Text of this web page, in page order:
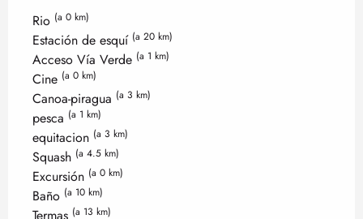
Rio (a 0 km)
Estación de esquí (a 20 km)
Acceso Vía Verde (a 1 km)
Cine (a 0 km)
Canoa-piragua (a 3 km)
pesca (a 1 km)
equitacion (a 3 km)
Squash (a 4.5 km)
Excursión (a 0 km)
Baño (a 10 km)
(a 13 km)